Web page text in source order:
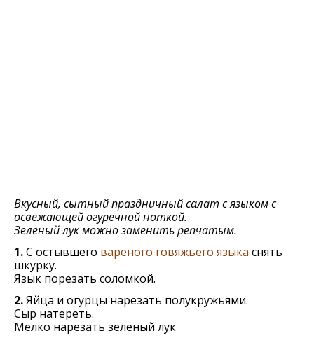
Вкусный, сытный праздничный салат с языком с
освежающей огуречной ноткой.
Зеленый лук можно заменить репчатым.
1.С остывшего вареного говяжьего языка снять
шкурку.
Язык порезать соломкой.
2.Яйца и огурцы нарезать полукружьями.
Сыр натереть.
Мелко нарезать зеленый лук